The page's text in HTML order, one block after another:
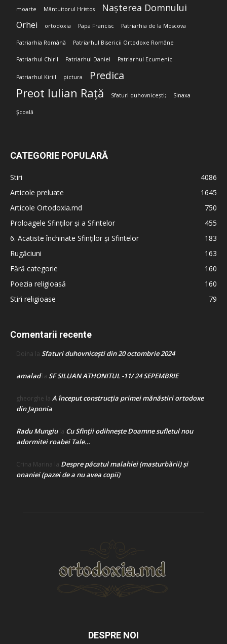
moarte Mântuitorul Hristos Nașterea Domnului
Orhei ortodoxia Papa Francisc Patriarhia de la Moscova
Patriarhia Română Patriarhul Bisericii Ortodoxe Române
Patriarhul Chiril Patriarhul Daniel Patriarhul Ecumenic
Patriarhul Kirill pictura Predica
Preot Iulian Rață Sfaturi duhovnicești; Sinaxa
Școală
CATEGORIE POPULARĂ
Stiri
4086
Articole preluate
1645
Articole Ortodoxia.md
750
Proloagele Sfinților și a Sfintelor
455
6. Acatiste închinate Sfinților și Sfintelor
183
Rugăciuni
163
Fără categorie
160
Poezia religioasă
160
Stiri religioase
79
Comentarii recente
Doina la Sfaturi duhovnicești din 20 octombrie 2024
amaladla SF SILUAN ATHONITUL -11/ 24 SEPEMBRIE
gheorghe la A început construcţia primei mănăstiri ortodoxe
din Japonia
Radu Mungiula Cu Sfinții odihnește Doamne sufletul nou
adormitei roabei Tale…
Crina Marina la Despre păcatul malahiei (masturbării) şi
onaniei (pazei de a nu avea copii)
DESPRE NOI